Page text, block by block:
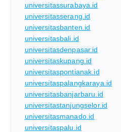
universitassurabaya.id
universitasserang.id
universitasbanten.id
universitasbali.id
universitasdenpasar.id
universitaskupang.id
universitaspontianak.id
universitaspalangkaraya.id
universitasbanjarbaru.id
universitastanjungselor.id
universitasmanado.id
universitaspalu.id